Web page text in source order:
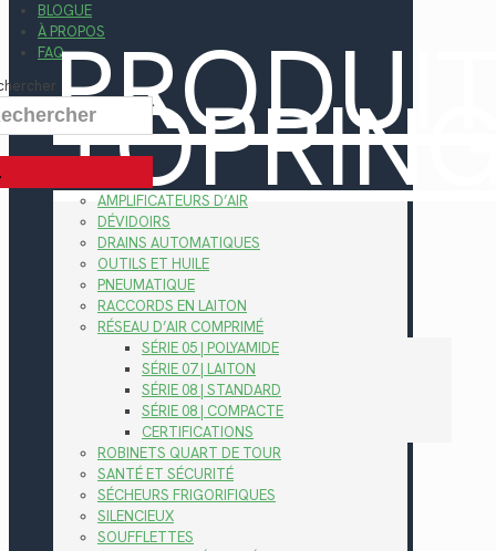
BLOGUE
À PROPOS
FAQ
AMPLIFICATEURS D’AIR
DÉVIDOIRS
DRAINS AUTOMATIQUES
OUTILS ET HUILE
PNEUMATIQUE
RACCORDS EN LAITON
RÉSEAU D’AIR COMPRIMÉ
SÉRIE 05 | POLYAMIDE
SÉRIE 07 | LAITON
SÉRIE 08 | STANDARD
SÉRIE 08 | COMPACTE
CERTIFICATIONS
ROBINETS QUART DE TOUR
SANTÉ ET SÉCURITÉ
SÉCHEURS FRIGORIFIQUES
SILENCIEUX
SOUFFLETTES